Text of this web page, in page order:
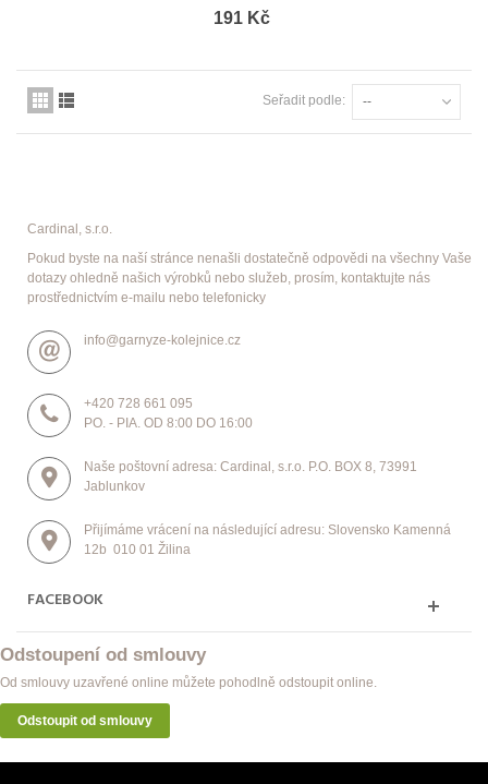
191 Kč
Seřadit podle: --
Cardinal, s.r.o.
Pokud byste na naší stránce nenašli dostatečně odpovědi na všechny Vaše
dotazy ohledně našich výrobků nebo služeb, prosím, kontaktujte nás
prostřednictvím e-mailu nebo telefonicky
info@garnyze-kolejnice.cz
+420 728 661 095
PO. - PIA. OD 8:00 DO 16:00
Naše poštovní adresa: Cardinal, s.r.o. P.O. BOX 8, 73991
Jablunkov
Přijímáme vrácení na následující adresu: Slovensko Kamenná
12b 010 01 Žilina
FACEBOOK
Odstoupení od smlouvy
Od smlouvy uzavřené online můžete pohodlně odstoupit online.
Odstoupit od smlouvy